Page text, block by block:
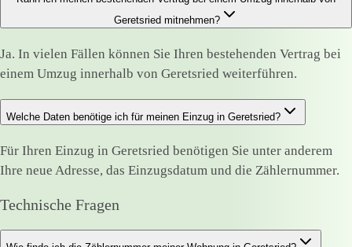
Geretsried mitnehmen?
Ja. In vielen Fällen können Sie Ihren bestehenden Vertrag bei
einem Umzug innerhalb von Geretsried weiterführen.
Welche Daten benötige ich für meinen Einzug in Geretsried?
Für Ihren Einzug in Geretsried benötigen Sie unter anderem
Ihre neue Adresse, das Einzugsdatum und die Zählernummer.
Technische Fragen